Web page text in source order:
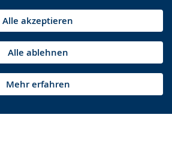
Alle akzeptieren
Alle ablehnen
Mehr erfahren